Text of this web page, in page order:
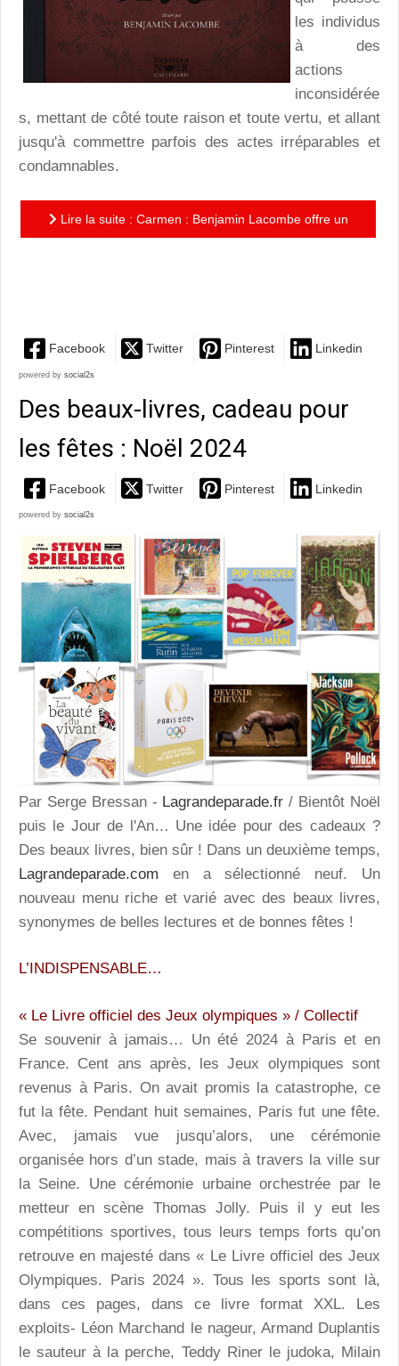
les individus
à des
actions
inconsidérée
s, mettant de côté toute raison et toute vertu, et allant
jusqu'à commettre parfois des actes irréparables et
condamnables.
Lire la suite : Carmen : Benjamin Lacombe offre un
Facebook Twitter Pinterest Linkedin
powered by social2s
Des beaux-livres, cadeau pour
les fêtes : Noël 2024
Facebook Twitter Pinterest Linkedin
powered by social2s
Par Serge Bressan - Lagrandeparade.fr/ Bientôt Noël
puis le Jour de l'An… Une idée pour des cadeaux ?
Des beaux livres, bien sûr ! Dans un deuxième temps,
Lagrandeparade.com en a sélectionné neuf. Un
nouveau menu riche et varié avec des beaux livres,
synonymes de belles lectures et de bonnes fêtes !
L’INDISPENSABLE…
« Le Livre officiel des Jeux olympiques » / Collectif
Se souvenir à jamais… Un été 2024 à Paris et en
France. Cent ans après, les Jeux olympiques sont
revenus à Paris. On avait promis la catastrophe, ce
fut la fête. Pendant huit semaines, Paris fut une fête.
Avec, jamais vue jusqu’alors, une cérémonie
organisée hors d’un stade, mais à travers la ville sur
la Seine. Une cérémonie urbaine orchestrée par le
metteur en scène Thomas Jolly. Puis il y eut les
compétitions sportives, tous leurs temps forts qu’on
retrouve en majesté dans « Le Livre officiel des Jeux
Olympiques. Paris 2024 ». Tous les sports sont là,
dans ces pages, dans ce livre format XXL. Les
exploits- Léon Marchand le nageur, Armand Duplantis
le sauteur à la perche, Teddy Riner le judoka, Milain